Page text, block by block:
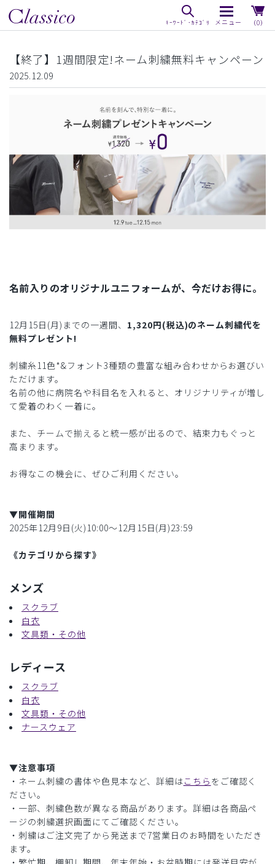
（0）
【終了】1週間限定!ネーム刺繍無料キャンペーン
2025.12.09
名前入りのオリジナルユニフォームが、今だけお得に。
12月15日(月)までの一週間、 1,320円(税込)のネーム刺繍代を
無料プレゼント!
刺繍糸11色*&フォント3種類の豊富な組み合わせからお選びい
ただけます。
名前の他に病院名や科目名を入れると、オリジナリティが増し
て愛着のわく一着に。
また、チームで揃えると統一感が出るので、結束力もぐっと
高まります。
お得なこの機会に、ぜひご利用ください。
▼開催期間
2025年12月9日(火)10:00〜12月15日(月)23:59
《カテゴリから探す》
メンズ
スクラブ
白衣
文具類・その他
レディース
スクラブ
白衣
文具類・その他
ナースウェア
▼注意事項
・ネーム刺繍の書体や色見本など、詳細はこちら をご確認く
ださい。
・一部、刺繍色数が異なる商品があります。詳細は各商品ペ
ージの刺繍選択画面にてご確認ください。
・刺繍はご注文完了から発送まで7営業日のお時間をいただき
ます。